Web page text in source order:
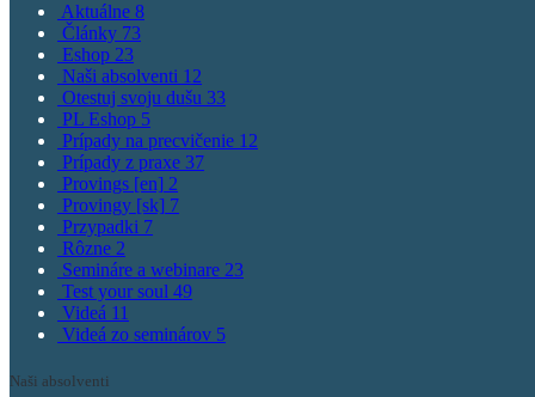
Aktuálne 8
Články 73
Eshop 23
Naši absolventi 12
Otestuj svoju dušu 33
PL Eshop 5
Prípady na precvičenie 12
Prípady z praxe 37
Provings [en] 2
Provingy [sk] 7
Przypadki 7
Rôzne 2
Semináre a webinare 23
Test your soul 49
Videá 11
Videá zo seminárov 5
Naši absolventi